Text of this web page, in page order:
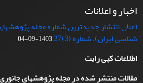
اخبار و اعلانات
اعلان انتشار جدیدترین شماره مجله
شناسی ایران)، شماره (3)37
1403-09-04
اطلاعات کپی رایت
مقالات منتشر شده در مجله پژوهشهای